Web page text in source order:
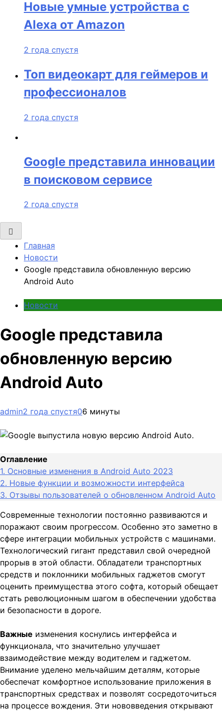
Новые умные устройства с
Alexa от Amazon
2 года спустя
Топ видеокарт для геймеров и
профессионалов
2 года спустя
Google представила инновации
в поисковом сервисе
2 года спустя
Главная
Новости
Google представила обновленную версию
Android Auto
Новости
Google представила
обновленную версию
Android Auto
admin2 года спустя06 минуты
Оглавление
1. Основные изменения в Android Auto 2023
2. Новые функции и возможности интерфейса
3. Отзывы пользователей о обновленном Android Auto
Современные технологии постоянно развиваются и
поражают своим прогрессом. Особенно это заметно в
сфере интеграции мобильных устройств с машинами.
Технологический гигант представил свой очередной
прорыв в этой области. Обладатели транспортных
средств и поклонники мобильных гаджетов смогут
оценить преимущества этого софта, который обещает
стать революционным шагом в обеспечении удобства
и безопасности в дороге.
Важные изменения коснулись интерфейса и
функционала, что значительно улучшает
взаимодействие между водителем и гаджетом.
Внимание уделено мельчайшим деталям, которые
обеспечат комфортное использование приложения в
транспортных средствах и позволят сосредоточиться
на процессе вождения. Эти нововведения открывают